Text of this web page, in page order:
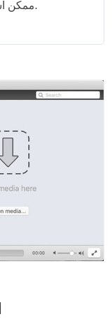
ممکن است به کیفیت فیلم آسیب برساند.